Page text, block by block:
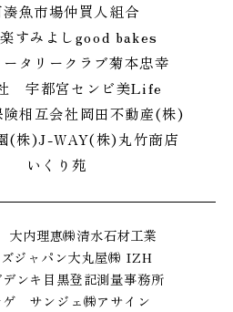
魚市場仲買人組合
すみよしgood bakes
タリークラブ菊本忠幸
宇都宮センビ美Life
相互会社岡田不動産(株)
(株)J-WAY(株)丸竹商店
いくり苑
内理恵㈱清水石材工業
ジャパン大丸屋㈱ IZH
ンキ 目黒登記測量事務所
ゲ サンジェ㈱アサイン